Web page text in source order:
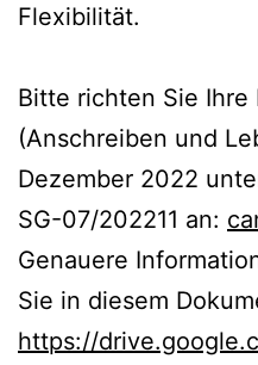
Flexibilität.
Bitte richten Sie Ihre
(Anschreiben und
Dezember 2022
SG-07/202211 an:
Genauere
Sie in diesem
https://